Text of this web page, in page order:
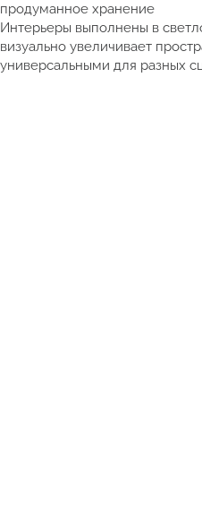
продуманное хранение
Интерьеры выполнены в
визуально увеличивает
универсальными для разных